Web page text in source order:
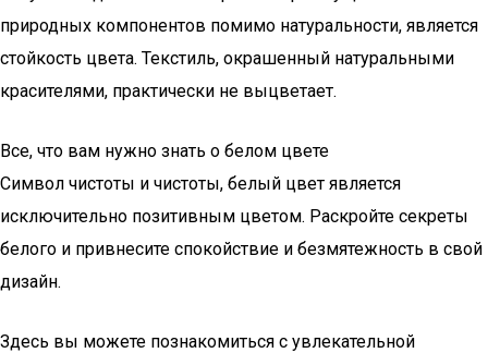
природных компонентов помимо натуральности, является
стойкость цвета. Текстиль, окрашенный натуральными
красителями, практически не выцветает.
Все, что вам нужно знать о белом цвете
Символ чистоты и чистоты, белый цвет является
исключительно позитивным цветом. Раскройте секреты
белого и привнесите спокойствие и безмятежность в свой
дизайн.
Здесь вы можете познакомиться с увлекательной